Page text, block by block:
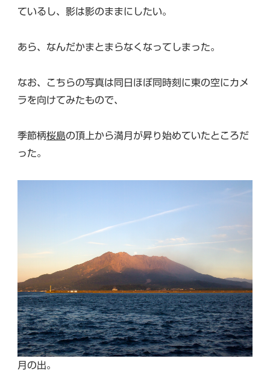
ているし、影は影のままにしたい。
あら、なんだかまとまらなくなってしまった。
なお、こちらの写真は同日ほぼ同時刻に東の空にカメ
ラを向けてみたもので、
季節柄桜島の頂上から満月が昇り始めていたところだ
った。
月の出。